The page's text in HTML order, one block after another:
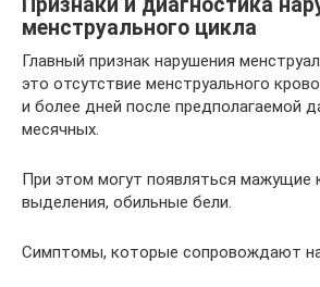
Признаки и диагностика
менструального цикла
Главный признак нарушения
это отсутствие менструального
и более дней после предполагаемой
месячных.
При этом могут появляться мажущие
выделения, обильные бели.
Симптомы, которые сопровождают